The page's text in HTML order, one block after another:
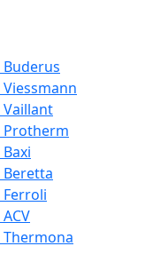
Buderus
Viessmann
Vaillant
Protherm
Beretta
Ferroli
Thermona